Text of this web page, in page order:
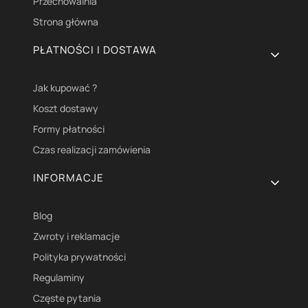
Strona główna
PŁATNOŚCI I DOSTAWA
Jak kupować ?
Koszt dostawy
Formy płatności
Czas realizacji zamówienia
INFORMACJE
Blog
Zwroty i reklamacje
Polityka prywatności
Regulaminy
Częste pytania